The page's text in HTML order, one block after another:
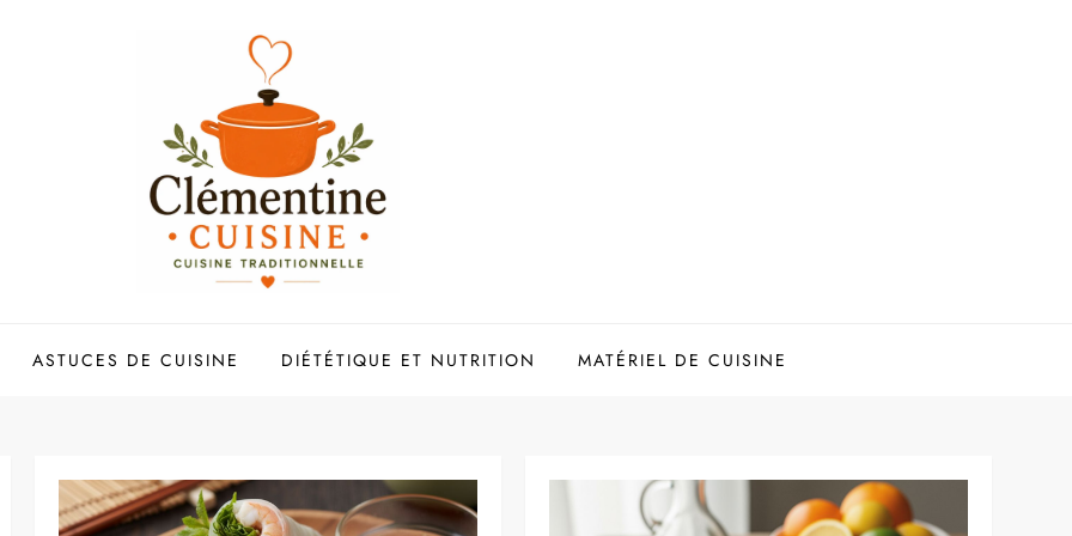
ASTUCES DE CUISINE DIÉTÉTIQUE ET NUTRITION MATÉRIEL DE CUISINE